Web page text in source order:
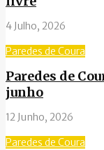
4 Julho, 2026
Paredes de Coura
Paredes de
junho
12 Junho, 2026
Paredes de Coura